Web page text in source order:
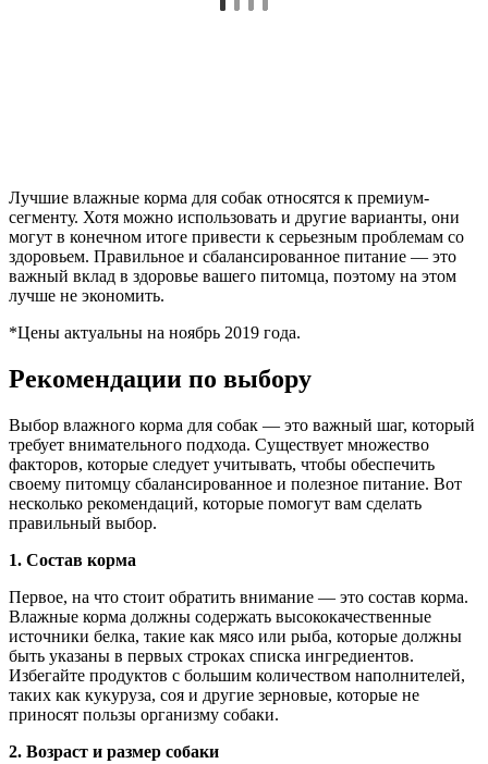
Лучшие влажные корма для собак относятся к премиум-
сегменту. Хотя можно использовать и другие варианты, они
могут в конечном итоге привести к серьезным проблемам со
здоровьем. Правильное и сбалансированное питание — это
важный вклад в здоровье вашего питомца, поэтому на этом
лучше не экономить.
*Цены актуальны на ноябрь 2019 года.
Рекомендации по выбору
Выбор влажного корма для собак — это важный шаг, который
требует внимательного подхода. Существует множество
факторов, которые следует учитывать, чтобы обеспечить
своему питомцу сбалансированное и полезное питание. Вот
несколько рекомендаций, которые помогут вам сделать
правильный выбор.
1. Состав корма
Первое, на что стоит обратить внимание — это состав корма.
Влажные корма должны содержать высококачественные
источники белка, такие как мясо или рыба, которые должны
быть указаны в первых строках списка ингредиентов.
Избегайте продуктов с большим количеством наполнителей,
таких как кукуруза, соя и другие зерновые, которые не
приносят пользы организму собаки.
2. Возраст и размер собаки